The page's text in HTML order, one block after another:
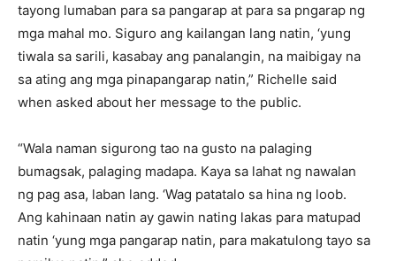
tayong lumaban para sa pangarap at para sa pngarap ng
mga mahal mo. Siguro ang kailangan lang natin, ‘yung
tiwala sa sarili, kasabay ang panalangin, na maibigay na
sa ating ang mga pinapangarap natin,” Richelle said
when asked about her message to the public.
“Wala naman sigurong tao na gusto na palaging
bumagsak, palaging madapa. Kaya sa lahat ng nawalan
ng pag asa, laban lang. ‘Wag patatalo sa hina ng loob.
Ang kahinaan natin ay gawin nating lakas para matupad
natin ‘yung mga pangarap natin, para makatulong tayo sa